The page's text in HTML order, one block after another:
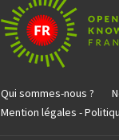
Qui sommes-nous ?
Mention légales -